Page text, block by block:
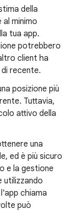
della
minimo
tua app.
potrebbero
client ha
recente.
posizione più
Tuttavia,
attivo della
una
ed è più sicuro
e la gestione
utilizzando
l'app chiama
può